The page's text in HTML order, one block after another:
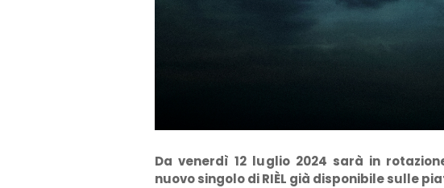
Da venerdì 12 luglio 2024 sarà in
nuovo singolo di RIÈL già disponibile sulle